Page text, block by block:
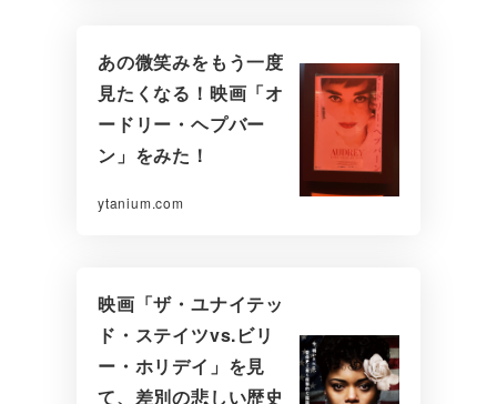
あの微笑みをもう一度
見たくなる！映画「オ
ードリー・ヘプバー
ン」をみた！
ytanium.com
映画「ザ・ユナイテッ
ド・ステイツvs.ビリ
ー・ホリデイ」を見
て、差別の悲しい歴史